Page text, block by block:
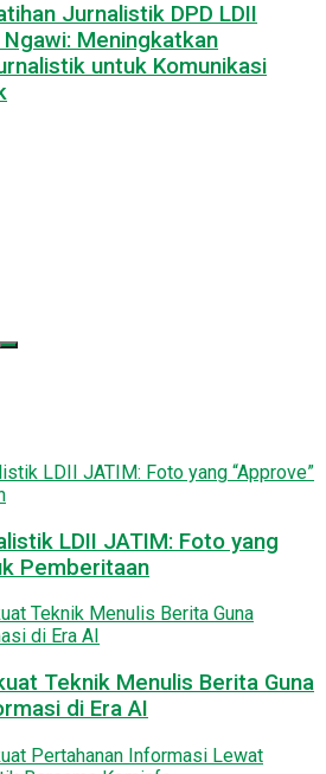
Jurnalistik DPD LDII
Meningkatkan
untuk Komunikasi
LDII JATIM: Foto yang
Pemberitaan
Teknik Menulis Berita Guna
di Era AI